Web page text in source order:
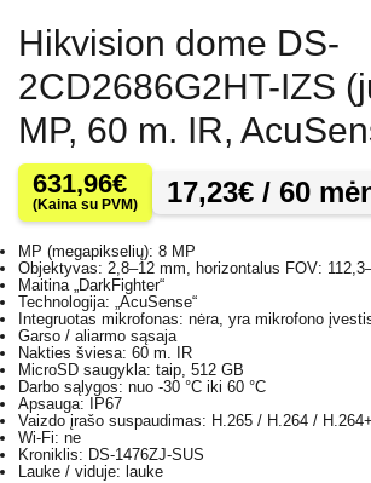
Hikvision dome DS-
2CD2686G2HT-IZS
MP, 60 m. IR,
631,96€
(Kaina su PVM) 17,23€ / 60
MP (megapikselių): 8 MP
Objektyvas: 2,8–12 mm, horizontalus FOV:
Maitina „DarkFighter“
Technologija: „AcuSense“
Integruotas mikrofonas: nėra, yra mikrofono
Garso / aliarmo sąsaja
Nakties šviesa: 60 m. IR
MicroSD saugykla: taip, 512 GB
Darbo sąlygos: nuo -30 °C iki 60 °C
Apsauga: IP67
Vaizdo įrašo suspaudimas: H.265 / H.264 /
Wi-Fi: ne
Kroniklis: DS-1476ZJ-SUS
Lauke / viduje: lauke